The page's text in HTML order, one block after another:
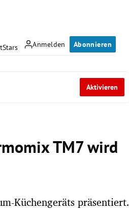
Anmelden Abonnieren
Stars
Aktivieren
TM7 wird
Küchengeräts präsentiert.